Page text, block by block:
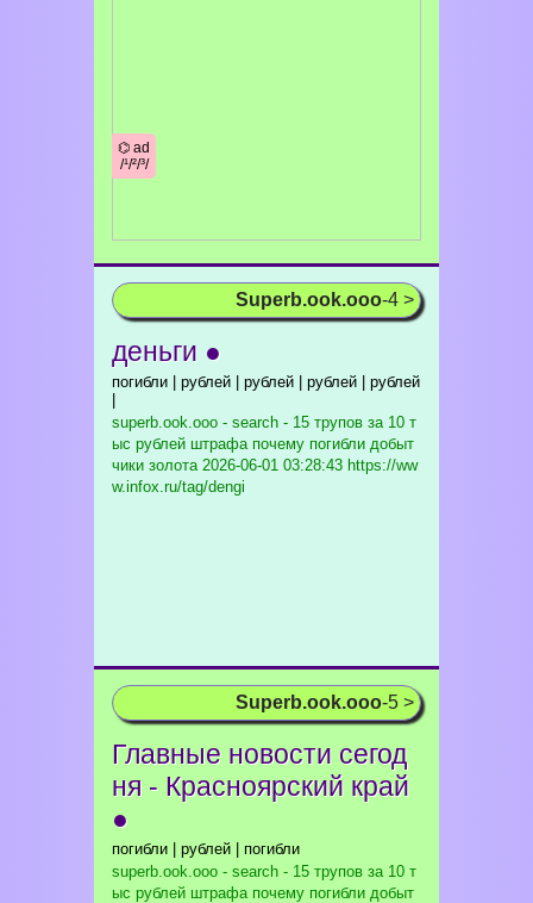
⌬ ad
/¹/²/³/
Superb.ook.ooo-4 >
деньги ●
погибли | рублей | рублей | рублей | рублей
superb.ook.ooo - search - 15 трупов за 10 т
ыс рублей штрафа почему погибли добыт
чики золота2026-06-01 03:28:43 https://ww
w.infox.ru/tag/dengi
Superb.ook.ooo-5 >
Главные новости сегод
ня - Красноярский край
●
погибли | рублей | погибли
superb.ook.ooo - search - 15 трупов за 10 т
ыс рублей штрафа почему погибли добыт